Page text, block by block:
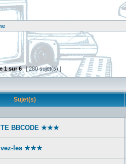
1sur6 [ 280 sujet(s) ]
Sujet(s)
BBCODE ★★★
les ★★★